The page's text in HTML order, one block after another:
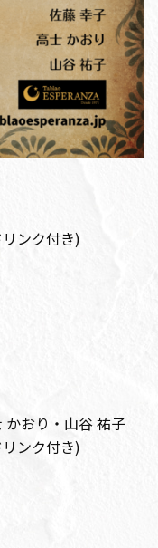
ンク付き)
かおり・山谷 祐子
ンク付き)